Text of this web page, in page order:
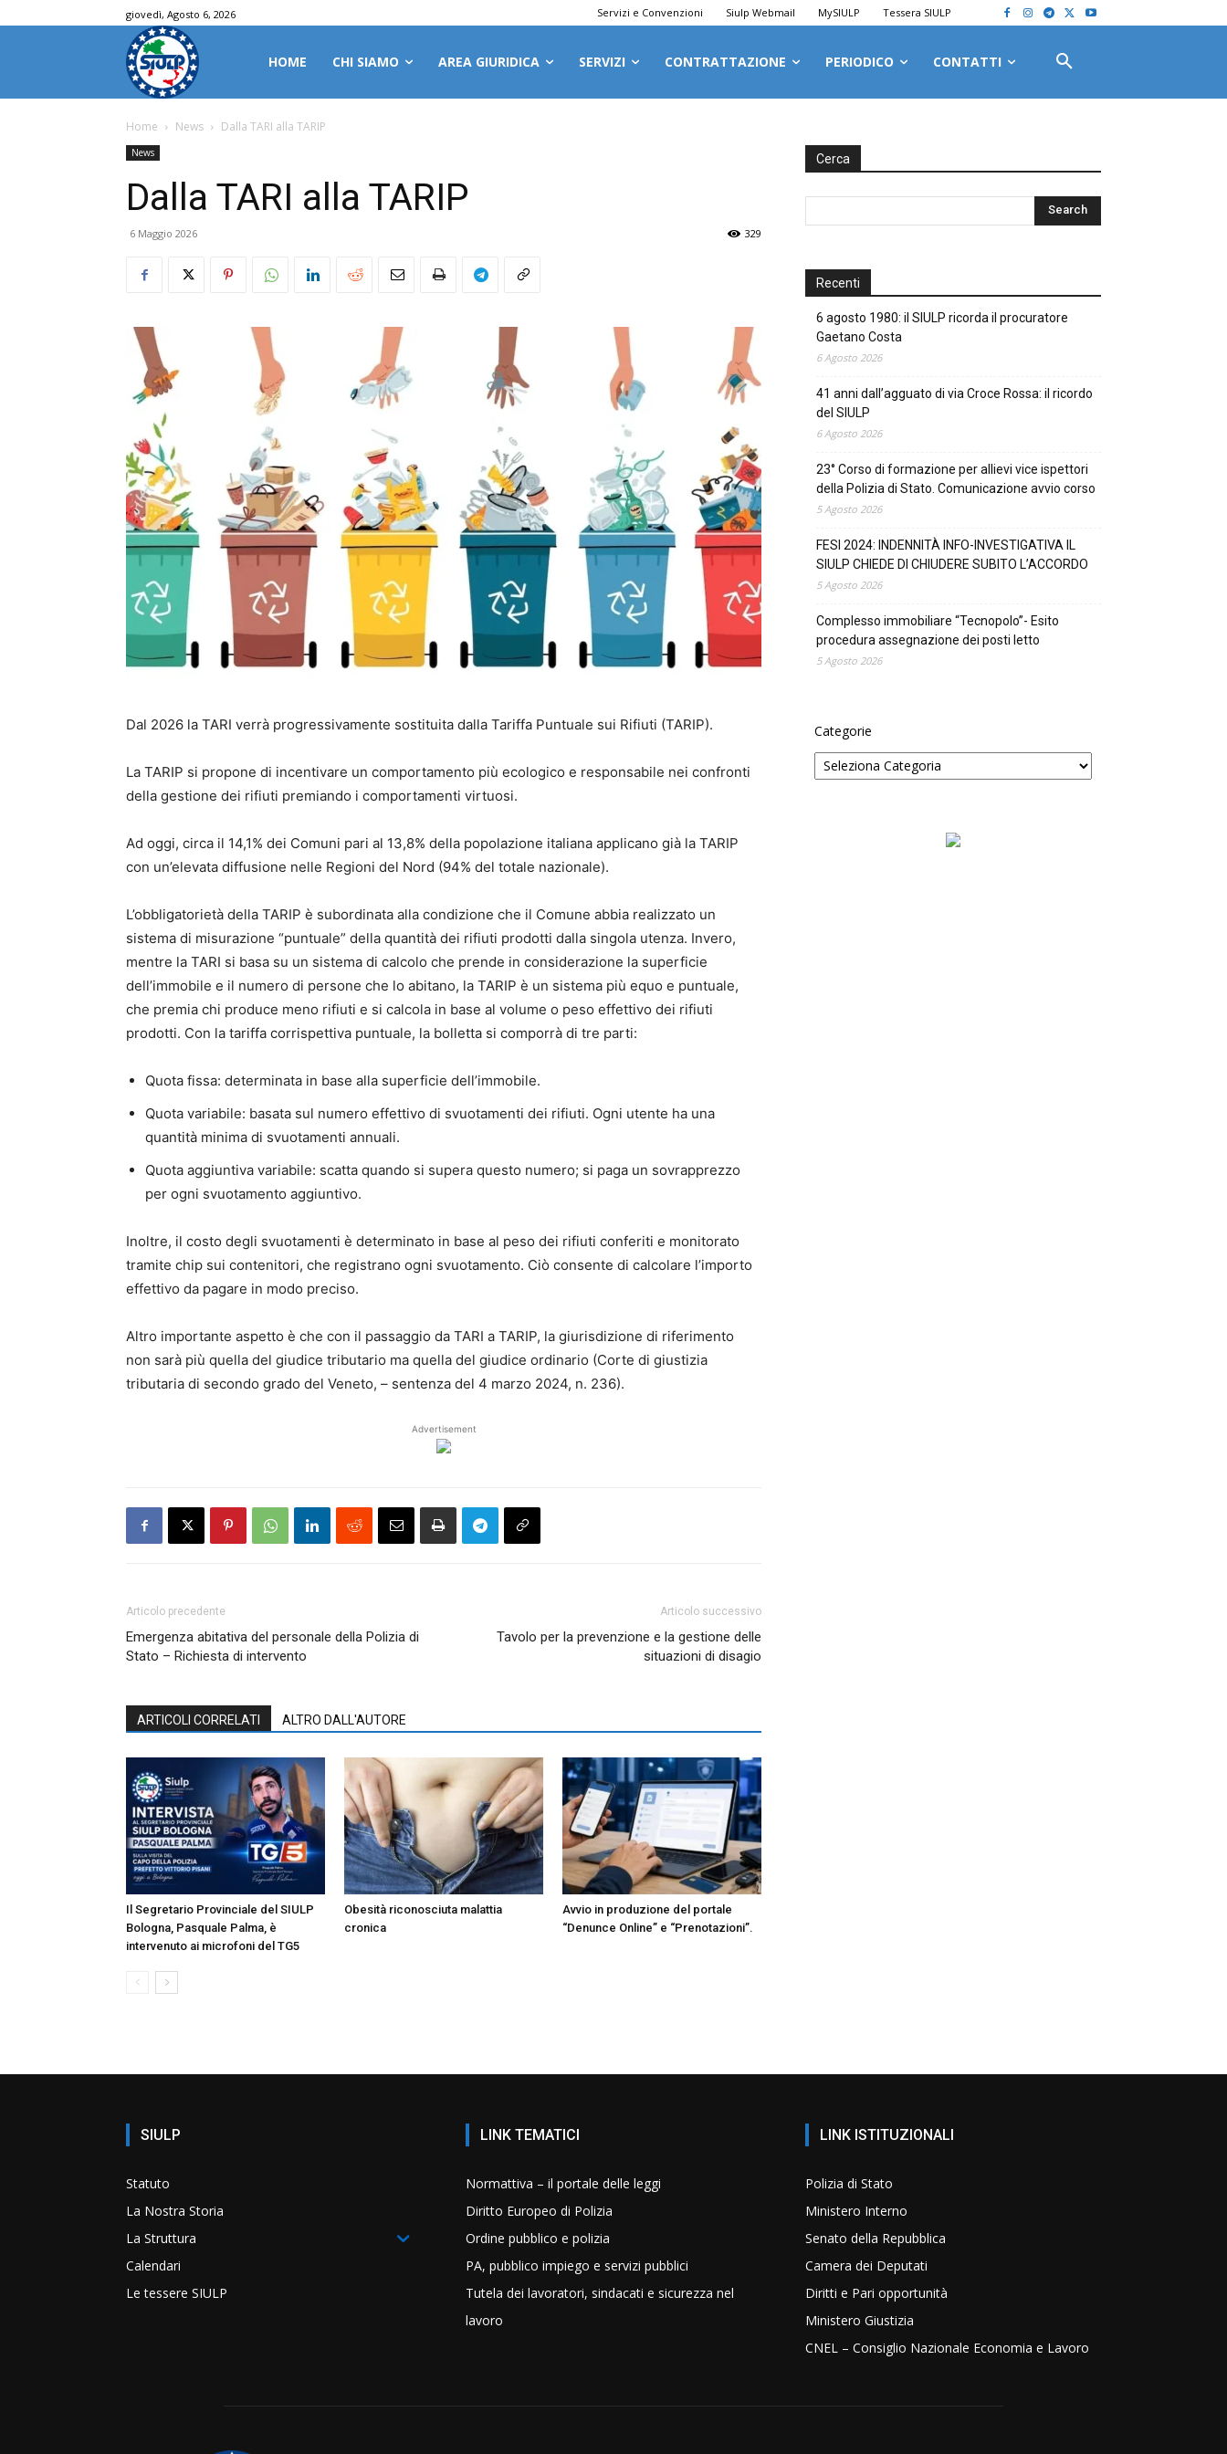
giovedì, Agosto 6, 2026 Servizi e Convenzioni Siulp Webmail MySIULP Tessera SIULP
HOME CHI SIAMO AREA GIURIDICA SERVIZI CONTRATTAZIONE PERIODICO CONTATTI
Home News Dalla TARI alla TARIP
News
Dalla TARI alla TARIP
6 Maggio 2026 329
Dal 2026 la TARI verrà progressivamente sostituita dalla Tariffa Puntuale sui Rifiuti (TARIP).
La TARIP si propone di incentivare un comportamento più ecologico e responsabile nei confronti
della gestione dei rifiuti premiando i comportamenti virtuosi.
Ad oggi, circa il 14,1% dei Comuni pari al 13,8% della popolazione italiana applicano già la TARIP
con un’elevata diffusione nelle Regioni del Nord (94% del totale nazionale).
L’obbligatorietà della TARIP è subordinata alla condizione che il Comune abbia realizzato un
sistema di misurazione “puntuale” della quantità dei rifiuti prodotti dalla singola utenza. Invero,
mentre la TARI si basa su un sistema di calcolo che prende in considerazione la superficie
dell’immobile e il numero di persone che lo abitano, la TARIP è un sistema più equo e puntuale,
che premia chi produce meno rifiuti e si calcola in base al volume o peso effettivo dei rifiuti
prodotti. Con la tariffa corrispettiva puntuale, la bolletta si comporrà di tre parti:
Quota fissa: determinata in base alla superficie dell’immobile.
Quota variabile: basata sul numero effettivo di svuotamenti dei rifiuti. Ogni utente ha una
quantità minima di svuotamenti annuali.
Quota aggiuntiva variabile: scatta quando si supera questo numero; si paga un sovrapprezzo
per ogni svuotamento aggiuntivo.
Inoltre, il costo degli svuotamenti è determinato in base al peso dei rifiuti conferiti e monitorato
tramite chip sui contenitori, che registrano ogni svuotamento. Ciò consente di calcolare l’importo
effettivo da pagare in modo preciso.
Altro importante aspetto è che con il passaggio da TARI a TARIP, la giurisdizione di riferimento
non sarà più quella del giudice tributario ma quella del giudice ordinario (Corte di giustizia
tributaria di secondo grado del Veneto, – sentenza del 4 marzo 2024, n. 236).
Advertisement
Articolo precedente
Emergenza abitativa del personale della Polizia di
Stato – Richiesta di intervento
Articolo successivo
Tavolo per la prevenzione e la gestione delle
situazioni di disagio
ARTICOLI CORRELATI ALTRO DALL'AUTORE
Il Segretario Provinciale del SIULP
Bologna, Pasquale Palma, è
intervenuto ai microfoni del TG5
Obesità riconosciuta malattia
cronica
Avvio in produzione del portale
“Denunce Online” e “Prenotazioni”.
Cerca
Recenti
6 agosto 1980: il SIULP ricorda il procuratore
Gaetano Costa
6 Agosto 2026
41 anni dall’agguato di via Croce Rossa: il ricordo
del SIULP
6 Agosto 2026
23° Corso di formazione per allievi vice ispettori
della Polizia di Stato. Comunicazione avvio corso
5 Agosto 2026
FESI 2024: INDENNITÀ INFO-INVESTIGATIVA IL
SIULP CHIEDE DI CHIUDERE SUBITO L’ACCORDO
5 Agosto 2026
Complesso immobiliare “Tecnopolo”- Esito
procedura assegnazione dei posti letto
5 Agosto 2026
Categorie
SIULP
Statuto
La Nostra Storia
La Struttura
Calendari
Le tessere SIULP
LINK TEMATICI
Normattiva – il portale delle leggi
Diritto Europeo di Polizia
Ordine pubblico e polizia
PA, pubblico impiego e servizi pubblici
Tutela dei lavoratori, sindacati e sicurezza nel
lavoro
LINK ISTITUZIONALI
Polizia di Stato
Ministero Interno
Senato della Repubblica
Camera dei Deputati
Diritti e Pari opportunità
Ministero Giustizia
CNEL – Consiglio Nazionale Economia e Lavoro